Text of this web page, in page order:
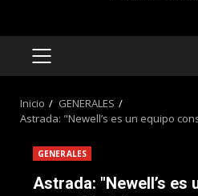
MENÚ
Inicio
GENERALES
Astrada: "Newell’s es un equipo
GENERALES
Astrada: "Newell’s es